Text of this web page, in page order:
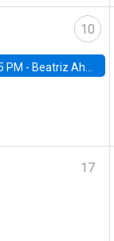
10
PM - Beatriz Ahumada, PhD candidate, Universidad de Pittsburgh
17